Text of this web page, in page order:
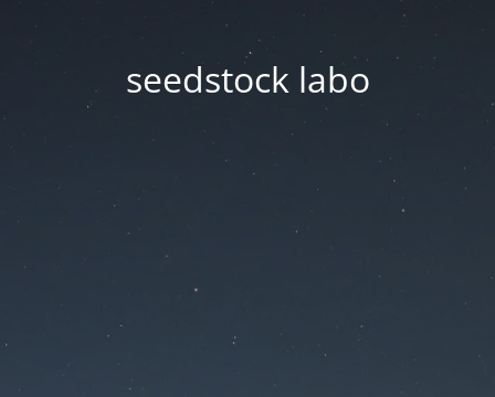
seedstock labo